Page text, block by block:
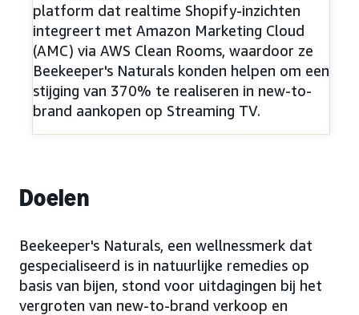
platform dat realtime Shopify-inzichten
integreert met Amazon Marketing Cloud
(AMC) via AWS Clean Rooms, waardoor ze
Beekeeper's Naturals konden helpen om een
stijging van 370% te realiseren in new-to-
brand aankopen op Streaming TV.
Doelen
Beekeeper's Naturals, een wellnessmerk dat
gespecialiseerd is in natuurlijke remedies op
basis van bijen, stond voor uitdagingen bij het
vergroten van new-to-brand verkoop en